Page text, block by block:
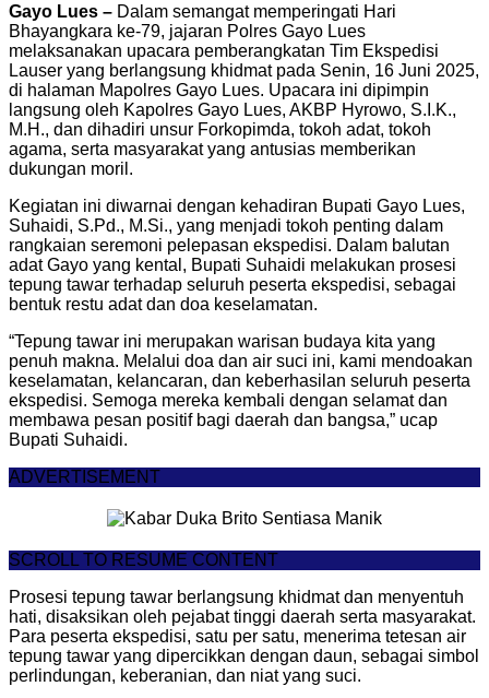
Gayo Lues – Dalam semangat memperingati Hari
Bhayangkara ke-79, jajaran Polres Gayo Lues
melaksanakan upacara pemberangkatan Tim Ekspedisi
Lauser yang berlangsung khidmat pada Senin, 16 Juni 2025,
di halaman Mapolres Gayo Lues. Upacara ini dipimpin
langsung oleh Kapolres Gayo Lues, AKBP Hyrowo, S.I.K.,
M.H., dan dihadiri unsur Forkopimda, tokoh adat, tokoh
agama, serta masyarakat yang antusias memberikan
dukungan moril.
Kegiatan ini diwarnai dengan kehadiran Bupati Gayo Lues,
Suhaidi, S.Pd., M.Si., yang menjadi tokoh penting dalam
rangkaian seremoni pelepasan ekspedisi. Dalam balutan
adat Gayo yang kental, Bupati Suhaidi melakukan prosesi
tepung tawar terhadap seluruh peserta ekspedisi, sebagai
bentuk restu adat dan doa keselamatan.
“Tepung tawar ini merupakan warisan budaya kita yang
penuh makna. Melalui doa dan air suci ini, kami mendoakan
keselamatan, kelancaran, dan keberhasilan seluruh peserta
ekspedisi. Semoga mereka kembali dengan selamat dan
membawa pesan positif bagi daerah dan bangsa,” ucap
Bupati Suhaidi.
ADVERTISEMENT
SCROLL TO RESUME CONTENT
Prosesi tepung tawar berlangsung khidmat dan menyentuh
hati, disaksikan oleh pejabat tinggi daerah serta masyarakat.
Para peserta ekspedisi, satu per satu, menerima tetesan air
tepung tawar yang dipercikkan dengan daun, sebagai simbol
perlindungan, keberanian, dan niat yang suci.